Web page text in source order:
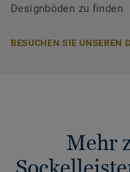
Designböden zu finden
BESUCHEN SIE UNSEREN
Mehr